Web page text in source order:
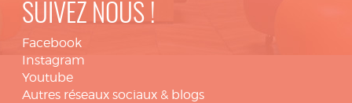
SUIVEZ NOUS !
Facebook
Instagram
Youtube
Autres réseaux sociaux & blogs